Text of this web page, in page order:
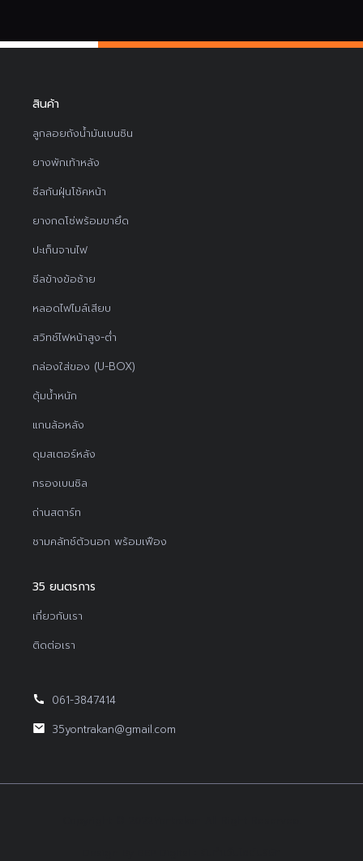
สินค้า
ลูกลอยถังน้ำมันเบนซิน
ยางพักเท้าหลัง
ซีลกันฝุ่นโช้คหน้า
ยางกดโซ่พร้อมขายึด
ปะเก็นจานไฟ
ซีลข้างข้อซ้าย
หลอดไฟไมล์เสียบ
สวิทช์ไฟหน้าสูง-ต่ำ
กล่องใส่ของ (U-BOX)
ตุ้มน้ำหนัก
แกนล้อหลัง
ดุมสเตอร์หลัง
กรองเบนซิล
ถ่านสตาร์ท
ชามคลัทช์ตัวนอก พร้อมเฟือง
35 ยนตรการ
เกี่ยวกับเรา
ติดต่อเรา
061-3847414
35yontrakan@gmail.com